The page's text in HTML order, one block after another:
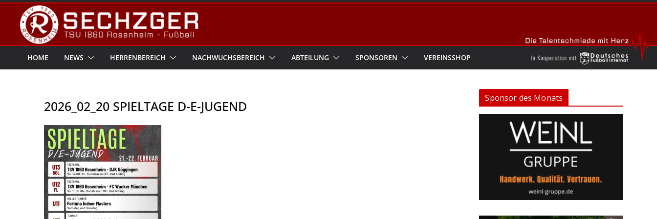
Zum
Inhalt
springen
HOME NEWS HERRENBEREICH NACHWUCHSBEREICH ABTEILUNG SPONSOREN VEREINSSHOP
2026_02_20 SPIELTAGE D-E-JUGEND Sponsor des Monats